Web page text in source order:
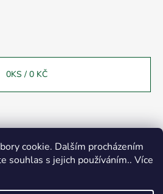
cookie. Dalším procházením
souhlas s jejich používáním.. Více
Vás informovat o otevření
adrese 28.října č.p.816.
0KS / 0 KČ
HLEDAT